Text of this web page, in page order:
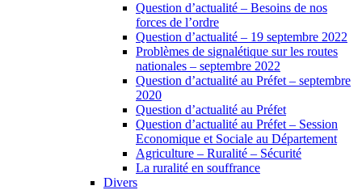
Question d’actualité – Besoins de nos
forces de l’ordre
Question d’actualité – 19 septembre 2022
Problèmes de signalétique sur les routes
nationales – septembre 2022
Question d’actualité au Préfet – septembre
2020
Question d’actualité au Préfet
Question d’actualité au Préfet – Session
Economique et Sociale au Département
Agriculture – Ruralité – Sécurité
La ruralité en souffrance
Divers